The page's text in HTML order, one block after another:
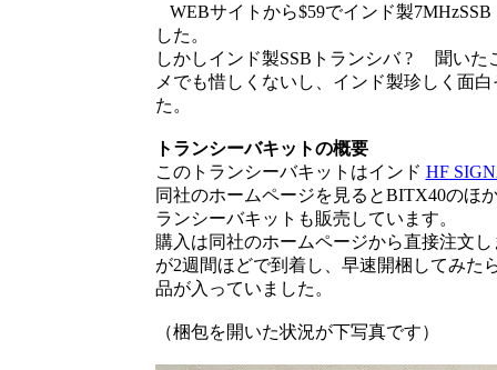
WEBサイトから$59でインド製
した。
しかしインド製SSBトランシバ ? 聞いた
メでも惜しくないし、インド製珍しく面
た。
トランシーバキットの概要
このトランシーバキットはインド HF
同社のホームページを見るとBITX40のほ
ランシーバキットも販売しています。
購入は同社のホームページから直接注文
が2週間ほどで到着し、早速開梱してみた
品が入っていました。
（梱包を開いた状況が下写真です）